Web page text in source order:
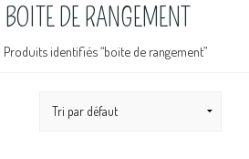
BOITE DE RANGEMENT
Produits identifiés “boite de rangement”